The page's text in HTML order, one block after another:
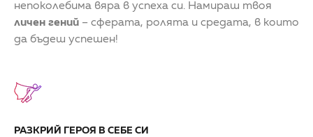
непоколебима вяра в успеха си. Намираш твоя
личен гений – сферата, ролята и средата, в които
да бъдеш успешен!
РАЗКРИЙ ГЕРОЯ В СЕБЕ СИ